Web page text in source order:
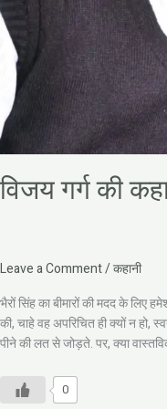
विजय गर्ग की
Leave a Comment/कहानी
भैरों सिंह का बीमारों की मदद के लिए
की, चाहे वह अपरिचित ही क्यों न
पीने की लत से जोड़ते. पर, क्या
0